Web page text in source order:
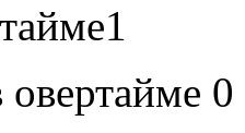
1
0